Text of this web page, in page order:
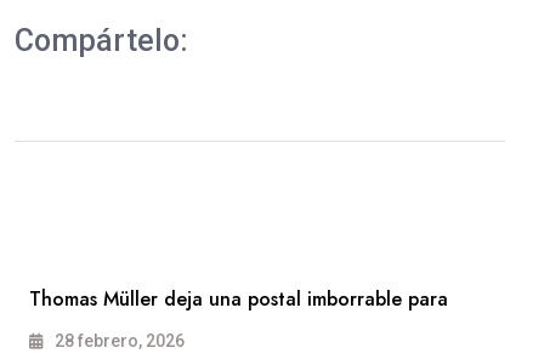
Compártelo:
Thomas Müller deja una postal imborrable para
28 febrero, 2026